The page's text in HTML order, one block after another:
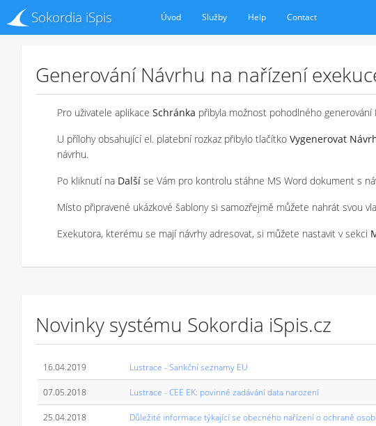
Sokordia iSpis Úvod Služby Help Contact
Generování Návrhu na nařízení
Pro uživatele aplikace Schránka přibyla možnost pohodlného
U přílohy obsahující el. platební rozkaz přibylo tlačítko Vygenerovat
návrhu.
Po kliknutí na Další se Vám pro kontrolu stáhne MS Word dokument s
Místo připravené ukázkové šablony si samozřejmě můžete nahrát svou
Exekutora, kterému se mají návrhy adresovat, si můžete nastavit v sekci
Novinky systému Sokordia iSpis.cz
16.04.2019 Lustrace - Sankční seznamy EU
07.05.2018 Lustrace - CEE EK: povinné zadávání data narození
25.04.2018 Důležité informace týkající se obecného nařízení o ochraně